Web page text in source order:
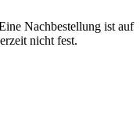
Nachbestellung ist auf
nicht fest.